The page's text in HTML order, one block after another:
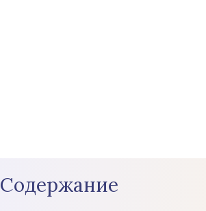
Содержание